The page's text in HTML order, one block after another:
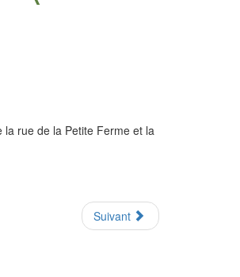
rue de la Petite Ferme et la
Suivant